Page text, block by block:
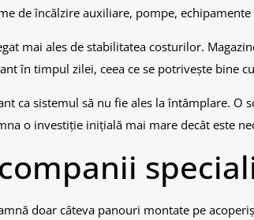
de încălzire auxiliare, pompe,
mai ales de stabilitatea costurilor.
în timpul zilei, ceea ce se potrivește bine
ca sistemul să nu fie ales la întâmplare. O
o investiție inițială mai mare decât este
doar câteva panouri montate pe